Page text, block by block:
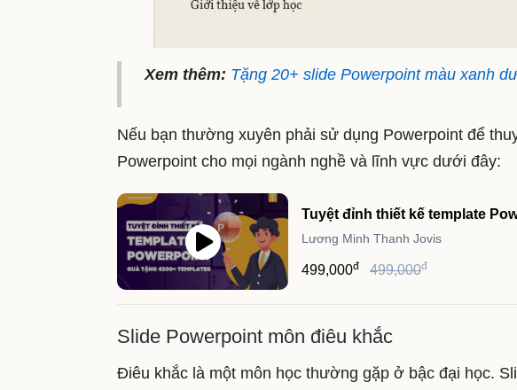
Xem thêm: Tặng 20+ slide Powerpoint màu xanh
Nếu bạn thường xuyên phải sử dụng Powerpoint để
Powerpoint cho mọi ngành nghề và lĩnh vực dưới đây:
Tuyệt đỉnh thiết kế template
Lương Minh Thanh Jovis
499,000đ 499,000đ
Slide Powerpoint môn điêu khắc
Điêu khắc là một môn học thường gặp ở bậc đại học.